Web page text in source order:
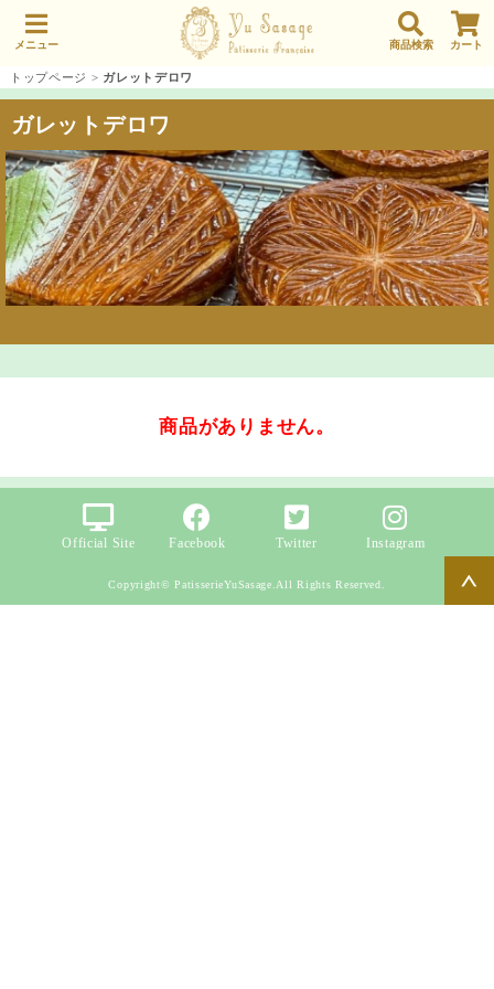
メニュー 商品検索 カート
トップページ > ガレットデロワ
ガレットデロワ
商品がありません。
Official Site Facebook Twitter Instagram
Copyright© PatisserieYuSasage.All Rights Reserved.